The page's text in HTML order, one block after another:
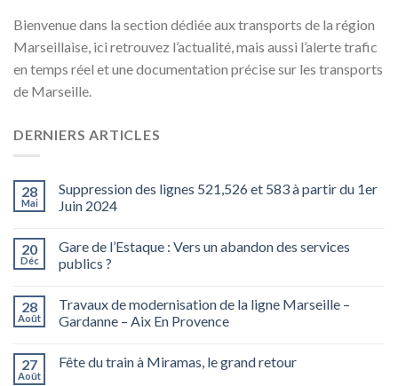
Bienvenue dans la section dédiée aux transports de la région
Marseillaise, ici retrouvez l’actualité, mais aussi l’alerte trafic
en temps réel et une documentation précise sur les transports
de Marseille.
DERNIERS ARTICLES
28
Mai
Suppression des lignes 521,526 et 583 à partir du 1er
Juin 2024
20
Déc
Gare de l’Estaque : Vers un abandon des services
publics ?
28
Août
Travaux de modernisation de la ligne Marseille –
Gardanne – Aix En Provence
27
Août
Fête du train à Miramas, le grand retour